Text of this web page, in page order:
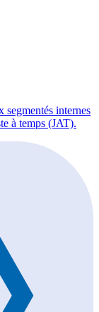
segmentés internes
à temps (JAT).